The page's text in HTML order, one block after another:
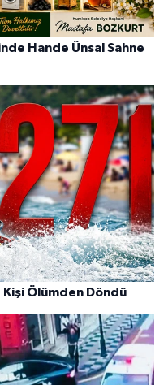
Hande Ünsal Sahne
Kişi Ölümden Döndü